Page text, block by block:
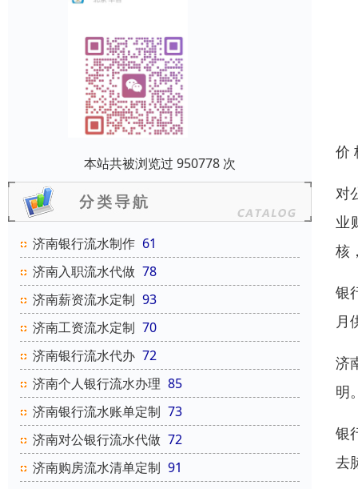
本站共被浏览过 950778 次
济南银行流水制作 61
济南入职流水代做 78
济南薪资流水定制 93
济南工资流水定制 70
济南银行流水代办 72
济南个人银行流水办理 85
济南银行流水账单定制 73
济南对公银行流水代做 72
济南购房流水清单定制 91
价
对
业
核
银
月
济
明
银
去